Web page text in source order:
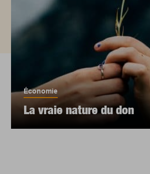
Économie
La vraie nature du don